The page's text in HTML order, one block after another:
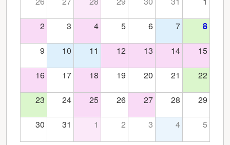
2 3 4 5 6 7 8
9 10 11 12 13 14 15
16 17 18 19 20 21 22
23 24 25 26 27 28 29
30 31 1 2 3 4 5